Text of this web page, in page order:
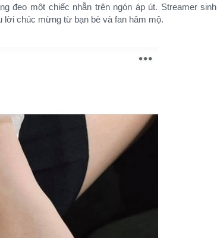
đeo một chiếc nhẫn trên ngón áp út. Streamer sinh
lời chúc mừng từ bạn bè và fan hâm mộ.